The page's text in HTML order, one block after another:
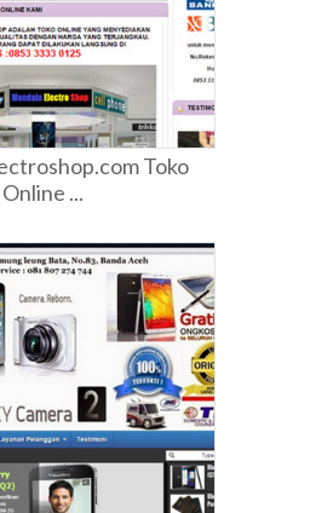
Toko
Online ...